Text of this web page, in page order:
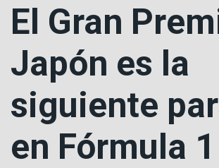
El Gran
Japón es la
siguiente
en Fórmula 1